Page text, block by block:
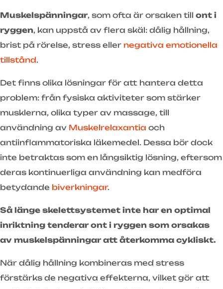
Muskelspänningar, som ofta är orsaken till ont i
ryggen, kan uppstå av flera skäl: dålig hållning,
brist på rörelse, stress eller negativa emotionella
tillstånd.
Det finns olika lösningar för att hantera detta
problem: från fysiska aktiviteter som stärker
musklerna, olika typer av massage, till
användning av Muskelrelaxantia och
antiinflammatoriska läkemedel. Dessa bör dock
inte betraktas som en långsiktig lösning, eftersom
deras kontinuerliga användning kan medföra
betydande biverkningar.
Så länge skelettsystemet inte har en optimal
inriktning tenderar ont i ryggen som orsakas
av muskelspänningar att återkomma cykliskt.
När dålig hållning kombineras med stress
förstärks de negativa effekterna, vilket gör att